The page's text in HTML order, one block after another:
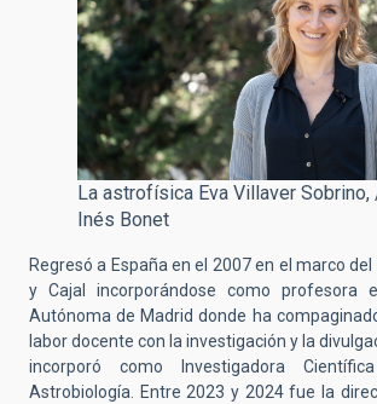
La astrofísica Eva Villaver Sobrino,
Inés Bonet
Regresó a España en el 2007 en el marco
y Cajal incorporándose como profesora
Autónoma de Madrid donde ha
labor docente con la investigación y la
incorporó como Investigadora
Astrobiología. Entre 2023 y 2024 fue la